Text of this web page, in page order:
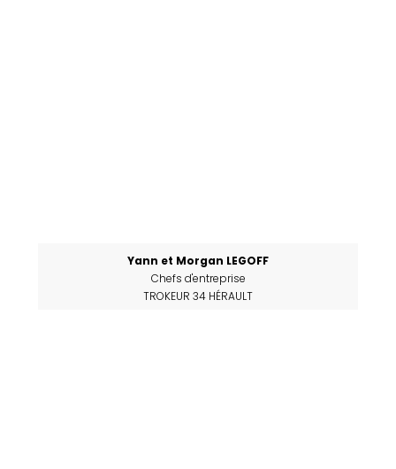
Yann et Morgan LEGOFF
Chefs d'entreprise
TROKEUR 34 HÉRAULT